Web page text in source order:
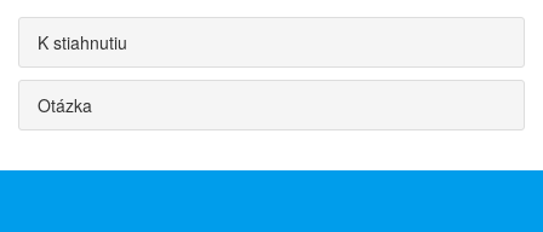
K stiahnutiu
Otázka